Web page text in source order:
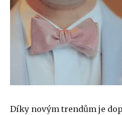
Díky novým trendům je